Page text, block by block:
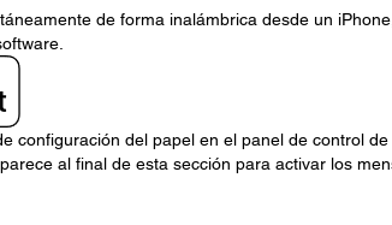
de forma inalámbrica desde un
configuración del papel en el panel de control
al final de esta sección para activar los